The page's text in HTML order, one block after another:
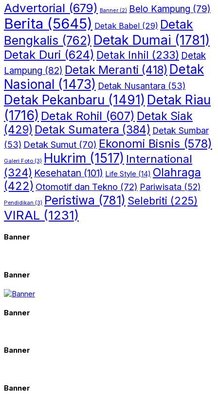
Advertorial (679) Banner (2) Belo Kampung (79)
Berita (5645) Detak Babel (29) Detak
Bengkalis (762) Detak Dumai (1781)
Detak Duri (624) Detak Inhil (233) Detak
Lampung (82) Detak Meranti (418) Detak
Nasional (1473) Detak Nusantara (53)
Detak Pekanbaru (1491) Detak Riau
(1716) Detak Rohil (607) Detak Siak
(429) Detak Sumatera (384) Detak Sumbar
(53) Detak Sumut (70) Ekonomi Bisnis (578)
Galeri Foto (3) Hukrim (1517) International
(324) Kesehatan (101) Life Style (14) Olahraga
(422) Otomotif dan Tekno (72) Pariwisata (52)
Pendidikan (3) Peristiwa (781) Selebriti (225)
VIRAL (1231)
Banner
Banner
Banner
Banner
Banner